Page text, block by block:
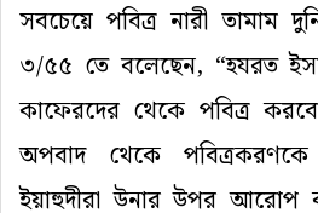
সবচেয়ে পবিত্র নারী তামাম
৩/৫৫ তে বলেছেন, “হযরত
কাফেরদের থেকে পবিত্র
অপবাদ থেকে
ইয়াহুদীরা উনার উপর আরোপ